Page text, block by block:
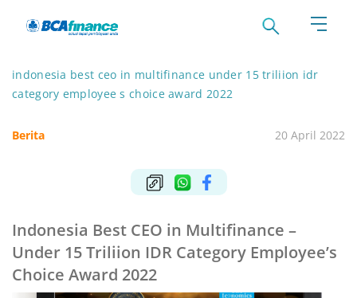
indonesia best ceo in multifinance under 15 triliion idr
category employee s choice award 2022
Berita 20 April 2022
Indonesia Best CEO in Multifinance –
Under 15 Triliion IDR Category Employee’s
Choice Award 2022